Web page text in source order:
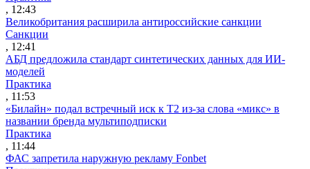
, 12:43
Великобритания расширила антироссийские санкции
Санкции
, 12:41
АБД предложила стандарт синтетических данных для ИИ-
моделей
Практика
, 11:53
«Билайн» подал встречный иск к Т2 из-за слова «микс» в
названии бренда мультиподписки
Практика
, 11:44
ФАС запретила наружную рекламу Fonbet